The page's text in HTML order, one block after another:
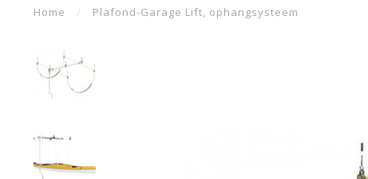
Home / Plafond-Garage Lift, ophangsysteem